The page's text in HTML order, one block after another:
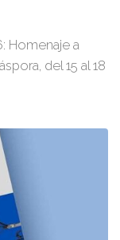
Homenaje a
del 15 al 18